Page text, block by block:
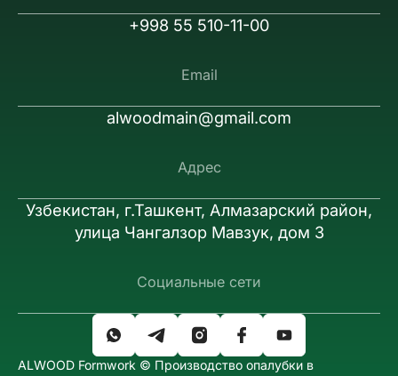
+998 55 510-11-00
Email
alwoodmain@gmail.com
Адрес
Узбекистан, г.Ташкент, Алмазарский район,
улица Чангалзор Мавзук, дом 3
Социальные сети
ALWOOD Formwork © Производство опалубки в